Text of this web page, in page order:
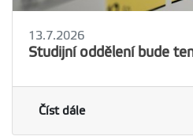
13.7.2026
Studijní oddělení bude
Číst dále